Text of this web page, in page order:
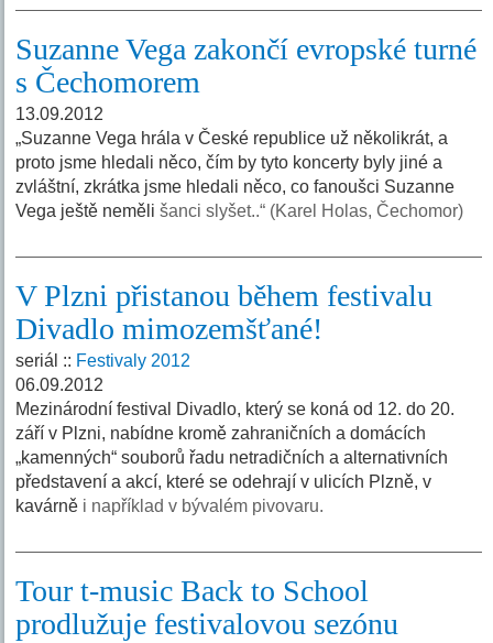
Suzanne Vega zakončí evropské turné
s Čechomorem
13.09.2012
„Suzanne Vega hrála v České republice už několikrát, a
proto jsme hledali něco, čím by tyto koncerty byly jiné a
zvláštní, zkrátka jsme hledali něco, co fanoušci Suzanne
Vega ještě nemělišanci slyšet..“ (Karel Holas, Čechomor)
V Plzni přistanou během festivalu
Divadlo mimozemšťané!
seriál :: Festivaly 2012
06.09.2012
Mezinárodní festival Divadlo, který se koná od 12. do 20.
září v Plzni, nabídne kromě zahraničních a domácích
„kamenných“ souborů řadu netradičních a alternativních
představení a akcí, které se odehrají v ulicích Plzně, v
kavárně i například v bývalém pivovaru.
Tour t-music Back to School
prodlužuje festivalovou sezónu